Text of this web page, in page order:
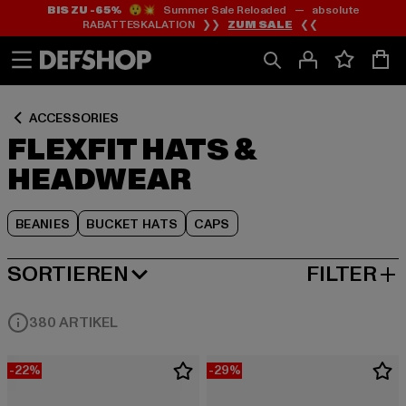
Zum
Inhalt
springen
Zum
Fußzeile
springen
BIS ZU -65%😲💥 Summer Sale Reloaded — absolute
RABATTESKALATION ❯❯ ZUM SALE ❮❮
ACCESSORIES
FLEXFIT HATS &
HEADWEAR
BEANIES BUCKET HATS CAPS
Zum
Produktraster
springen
SORTIEREN
BELIEBTESTE FILTER
380 ARTIKEL
-22% -29%